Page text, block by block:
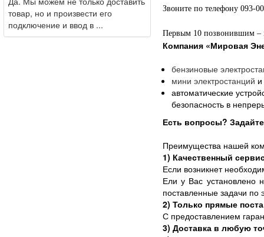
товар, но и произвести его
подключение и ввод в ...
Звоните по телефону 093-
Первым 10 позвонившим –
Компания «Мировая
бензиновые
мини электростанций и
автоматические
безопасность в
Есть вопросы?
Преимущества нашей
1) Качественный
Если возникнет
Ели у Вас установлено
поставленные задачи по
2) Только прямые
С предоставлением
3) Доставка в любую